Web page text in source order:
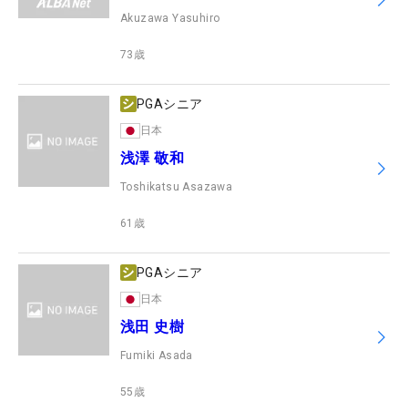
Akuzawa Yasuhiro
73 歳
PGAシニア
日本
浅澤 敬和
Toshikatsu Asazawa
61 歳
PGAシニア
日本
浅田 史樹
Fumiki Asada
55 歳